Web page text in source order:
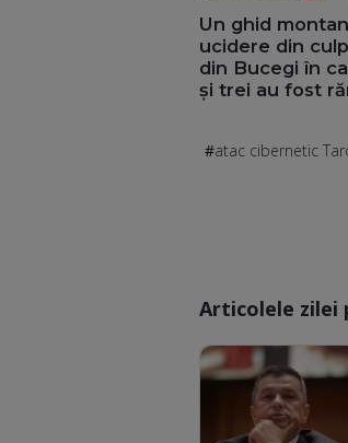
Un ghid
ucidere din
din Bucegi în
și trei au fost
atac cibernetic
Articolele zilei